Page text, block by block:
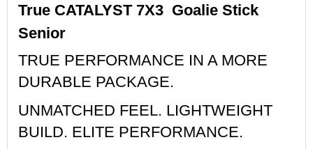
True CATALYST 7X3  Goalie Stick
Senior
TRUE PERFORMANCE IN A MORE
DURABLE PACKAGE.
UNMATCHED FEEL. LIGHTWEIGHT
BUILD. ELITE PERFORMANCE.